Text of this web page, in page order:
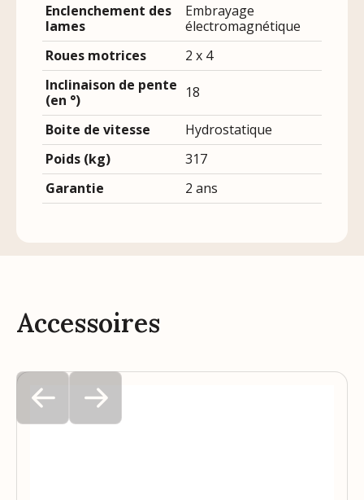
Enclenchement des
lames
Embrayage
électromagnétique
Roues motrices
2 x 4
Inclinaison de pente
(en °)
18
Boite de vitesse
Hydrostatique
Poids (kg)
317
Garantie
2 ans
Accessoires